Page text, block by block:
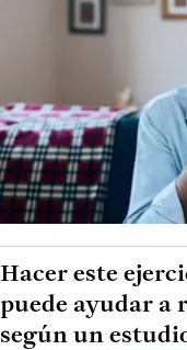
Hacer este
puede ayudar a
según un